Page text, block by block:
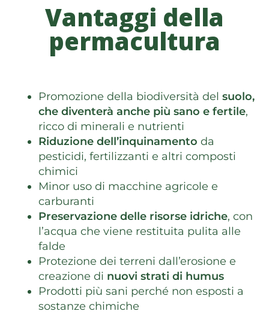
Vantaggi della
permacultura
Promozione della biodiversità del suolo,
che diventerà anche più sano e fertile,
ricco di minerali e nutrienti
Riduzione dell’inquinamento da
pesticidi, fertilizzanti e altri composti
chimici
Minor uso di macchine agricole e
carburanti
Preservazione delle risorse idriche, con
l’acqua che viene restituita pulita alle
falde
Protezione dei terreni dall’erosione e
creazione di nuovi strati di humus
Prodotti più sani perché non esposti a
sostanze chimiche